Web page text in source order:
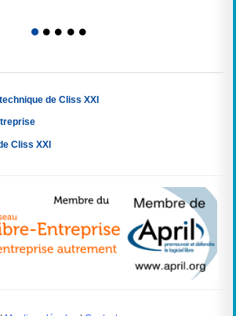
1 2 3 4 5
de Cliss XXI
Cliss XXI